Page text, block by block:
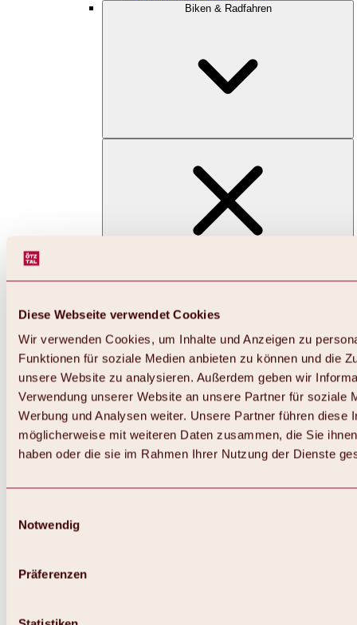
Diese Webseite verwendet Cookies
Wir verwenden Cookies, um Inhalte und Anzeigen zu
Funktionen für soziale Medien anbieten zu können und die
unsere Website zu analysieren. Außerdem geben wir
Verwendung unserer Website an unsere Partner für soziale
Werbung und Analysen weiter. Unsere Partner führen diese
möglicherweise mit weiteren Daten zusammen, die Sie
haben oder die sie im Rahmen Ihrer Nutzung der Dienste
Notwendig
Präferenzen
Biken & Radfahren